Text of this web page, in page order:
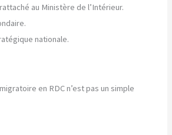
au Ministère de l’Intérieur.
nationale.
en RDC n’est pas un simple